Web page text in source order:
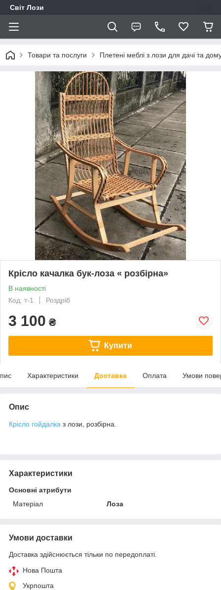
Світ Лози
Товари та послуги Плетені меблі з лози для дачі та
Крісло качалка бук-лоза « розбірна»
В наявності
Код: т-1
Роздріб
3 100 ₴
Купити
Характеристики Доставка Оплата Умови
Опис
Крісло гойдалка з лози, розбірна.
Характеристики
Основні атрибути
Матеріал
Лоза
Умови доставки
Доставка здійснюється тільки по передоплаті.
Нова Пошта
Укрпошта